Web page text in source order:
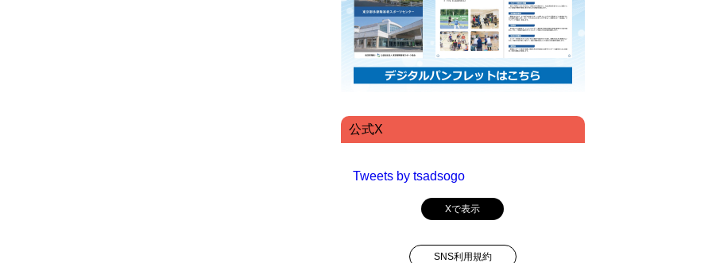
公式X
Tweets by tsadsogo
Xで表示
SNS利用規約